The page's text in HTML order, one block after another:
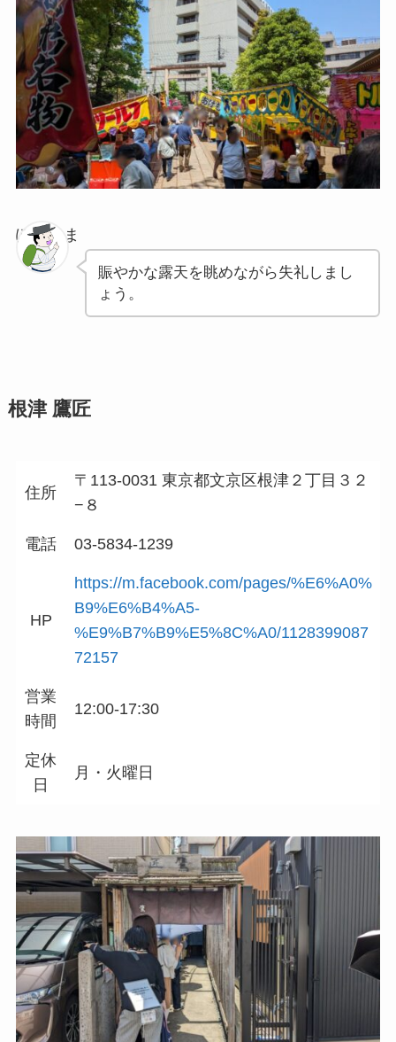
ぽちゃま
賑やかな露天を眺めながら失礼しまし
ょう。
根津 鷹匠
住所
〒113-0031 東京都文京区根津２丁目３２
−８
電話 03-5834-1239
HP
https://m.facebook.com/pages/%E6%A0%
B9%E6%B4%A5-
%E9%B7%B9%E5%8C%A0/1128399087
72157
営業
時間
12:00-17:30
定休
日
月・火曜日